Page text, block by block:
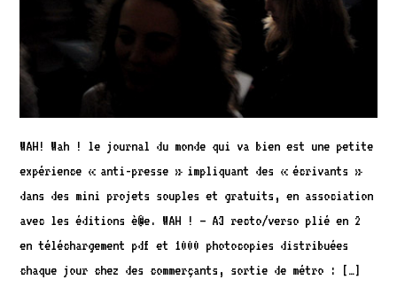
WAH! Wah ! le journal du monde qui va bien est une petite
expérience « anti-presse » impliquant des « écrivants »
dans des mini projets souples et gratuits, en association
avec les éditions è®e. WAH ! – A3 recto/verso plié en 2
en téléchargement pdf et 1000 photocopies distribuées
chaque jour chez des commerçants, sortie de métro : […]